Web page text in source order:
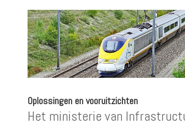
Oplossingen en vooruitzichten
Het ministerie van